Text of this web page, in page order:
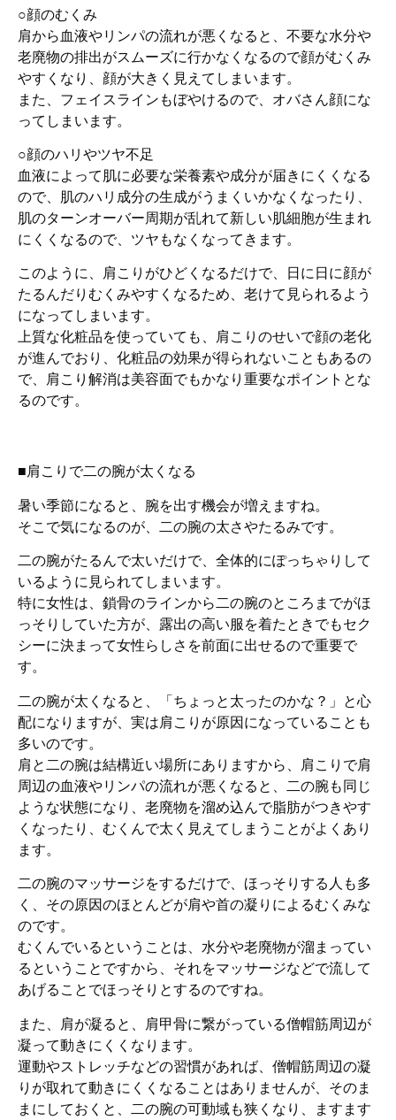
○顔のむくみ
肩から血液やリンパの流れが悪くなると、不要な水分や
老廃物の排出がスムーズに行かなくなるので顔がむくみ
やすくなり、顔が大きく見えてしまいます。
また、フェイスラインもぼやけるので、オバさん顔にな
ってしまいます。
○顔のハリやツヤ不足
血液によって肌に必要な栄養素や成分が届きにくくなる
ので、肌のハリ成分の生成がうまくいかなくなったり、
肌のターンオーバー周期が乱れて新しい肌細胞が生まれ
にくくなるので、ツヤもなくなってきます。
このように、肩こりがひどくなるだけで、日に日に顔が
たるんだりむくみやすくなるため、老けて見られるよう
になってしまいます。
上質な化粧品を使っていても、肩こりのせいで顔の老化
が進んでおり、化粧品の効果が得られないこともあるの
で、肩こり解消は美容面でもかなり重要なポイントとな
るのです。
■肩こりで二の腕が太くなる
暑い季節になると、腕を出す機会が増えますね。
そこで気になるのが、二の腕の太さやたるみです。
二の腕がたるんで太いだけで、全体的にぽっちゃりして
いるように見られてしまいます。
特に女性は、鎖骨のラインから二の腕のところまでがほ
っそりしていた方が、露出の高い服を着たときでもセク
シーに決まって女性らしさを前面に出せるので重要で
す。
二の腕が太くなると、「ちょっと太ったのかな？」と心
配になりますが、実は肩こりが原因になっていることも
多いのです。
肩と二の腕は結構近い場所にありますから、肩こりで肩
周辺の血液やリンパの流れが悪くなると、二の腕も同じ
ような状態になり、老廃物を溜め込んで脂肪がつきやす
くなったり、むくんで太く見えてしまうことがよくあり
ます。
二の腕のマッサージをするだけで、ほっそりする人も多
く、その原因のほとんどが肩や首の凝りによるむくみな
のです。
むくんでいるということは、水分や老廃物が溜まってい
るということですから、それをマッサージなどで流して
あげることでほっそりとするのですね。
また、肩が凝ると、肩甲骨に繋がっている僧帽筋周辺が
凝って動きにくくなります。
運動やストレッチなどの習慣があれば、僧帽筋周辺の凝
りが取れて動きにくくなることはありませんが、そのま
まにしておくと、二の腕の可動域も狭くなり、ますます